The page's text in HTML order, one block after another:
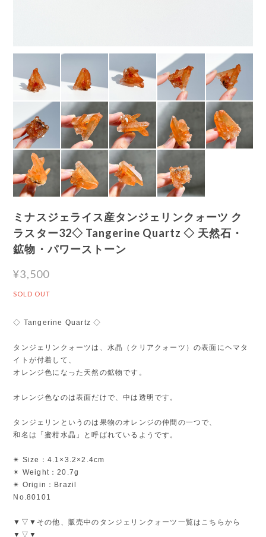
ミナスジェライス産タンジェリンクォーツ ク
ラスター32◇ Tangerine Quartz ◇ 天然石・
鉱物・パワーストーン
¥3,500
SOLD OUT
◇ Tangerine Quartz ◇
タンジェリンクォーツは、水晶（クリアクォーツ）の表面にヘマタ
イトが付着して、
オレンジ色になった天然の鉱物です。
オレンジ色なのは表面だけで、中は透明です。
タンジェリンというのは果物のオレンジの仲間の一つで、
和名は「蜜柑水晶」と呼ばれているようです。
✴︎ Size：4.1×3.2×2.4cm
✴︎ Weight：20.7g
✴︎ Origin：Brazil
No.80101
▼▽▼その他、販売中のタンジェリンクォーツ一覧はこちらから
▼▽▼